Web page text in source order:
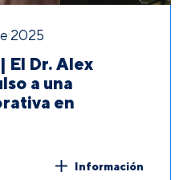
2025
El Dr. Alex
a una
en
Información